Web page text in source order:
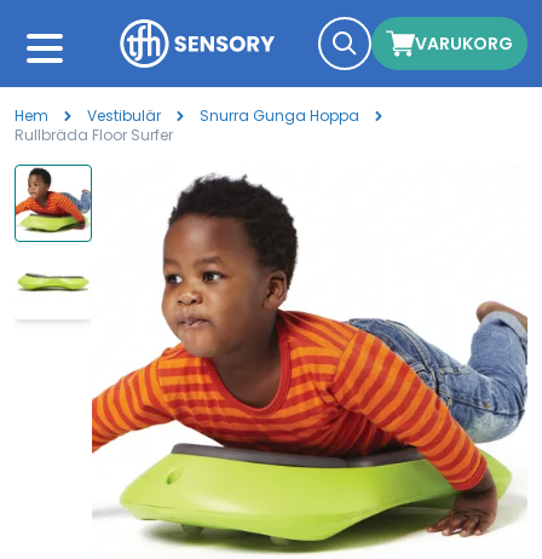
VARUKORG
Hem Vestibulär
Snurra Gunga Hoppa
Rullbräda Floor Surfer